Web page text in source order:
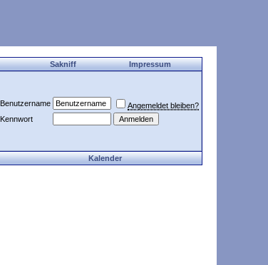
Sakniff Impressum
Benutzername
Angemeldet bleiben?
Kennwort
Kalender